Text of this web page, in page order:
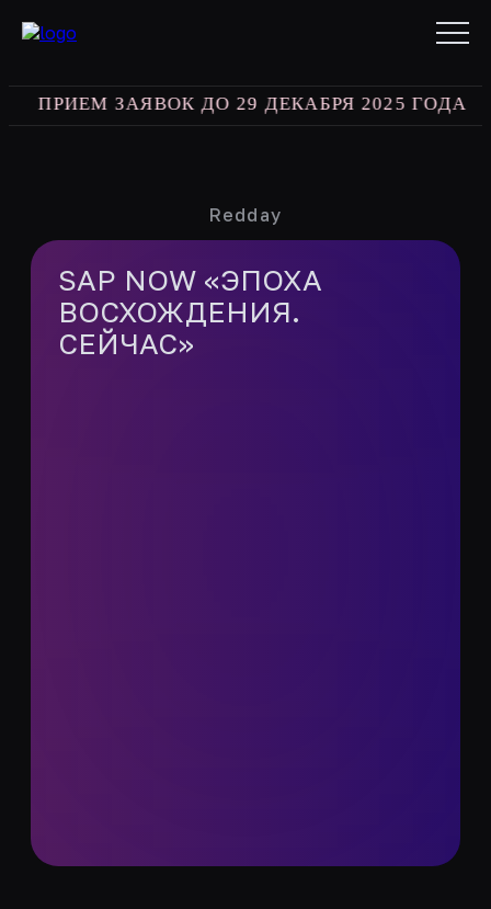
ЗАЯВОК ДО 29 ДЕКАБРЯ 2025 ГОДА best
Redday
SAP NOW «ЭПОХА
ВОСХОЖДЕНИЯ.
СЕЙЧАС»